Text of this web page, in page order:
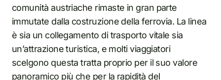
comunità austriache rimaste in gran parte
immutate dalla costruzione della ferrovia. La linea
è sia un collegamento di trasporto vitale sia
un’attrazione turistica, e molti viaggiatori
scelgono questa tratta proprio per il suo valore
panoramico più che per la rapidità del